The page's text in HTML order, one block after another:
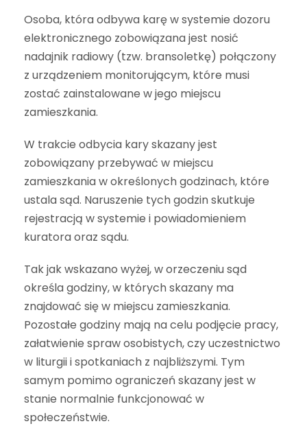
Osoba, która odbywa karę w systemie dozoru
elektronicznego zobowiązana jest nosić
nadajnik radiowy (tzw. bransoletkę) połączony
z urządzeniem monitorującym, które musi
zostać zainstalowane w jego miejscu
zamieszkania.
W trakcie odbycia kary skazany jest
zobowiązany przebywać w miejscu
zamieszkania w określonych godzinach, które
ustala sąd. Naruszenie tych godzin skutkuje
rejestracją w systemie i powiadomieniem
kuratora oraz sądu.
Tak jak wskazano wyżej, w orzeczeniu sąd
określa godziny, w których skazany ma
znajdować się w miejscu zamieszkania.
Pozostałe godziny mają na celu podjęcie pracy,
załatwienie spraw osobistych, czy uczestnictwo
w liturgii i spotkaniach z najbliższymi. Tym
samym pomimo ograniczeń skazany jest w
stanie normalnie funkcjonować w
społeczeństwie.